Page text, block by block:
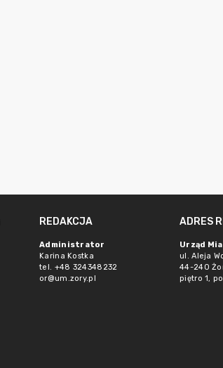
REDAKCJA
Administrator
Karina Kostka
tel. +48 324348232
or@um.zory.pl
ADRES
Urząd
ul. Aleja
44-240
piętro 1,